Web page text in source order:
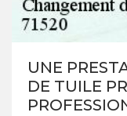
UNE
DE TUILE